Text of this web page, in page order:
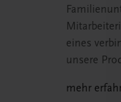
eines
unsere
mehr